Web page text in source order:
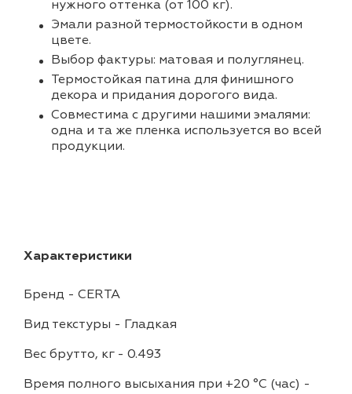
нужного оттенка (от 100 кг).
Эмали разной термостойкости в одном
цвете.
Выбор фактуры: матовая и полуглянец.
Термостойкая патина для финишного
декора и придания дорогого вида.
Совместима с другими нашими эмалями:
одна и та же пленка используется во всей
продукции.
Характеристики
Бренд - CERTA
Вид текстуры - Гладкая
Вес брутто, кг - 0.493
Время полного высыхания при +20 °С (час) -